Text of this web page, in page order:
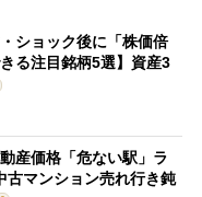
・ショック後に「株価倍
る注目銘柄5選】資産3
動産価格「危ない駅」ラ
古マンション売れ行き鈍